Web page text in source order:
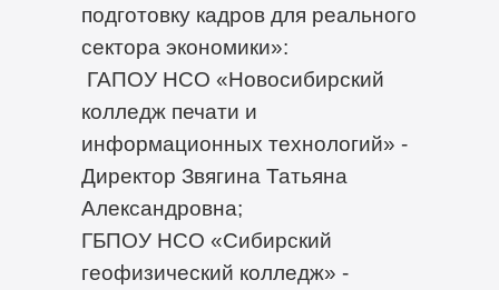
подготовку кадров для реального
сектора экономики»:
ГАПОУ НСО «Новосибирский
колледж печати и
информационных технологий» -
Директор Звягина Татьяна
Александровна;
ГБПОУ НСО «Сибирский
геофизический колледж» -